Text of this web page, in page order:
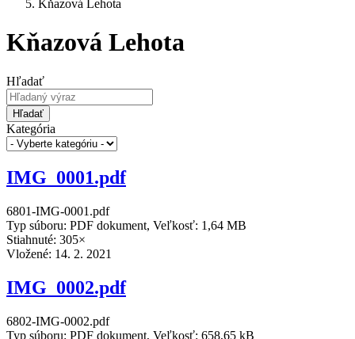
Kňazová Lehota
Kňazová Lehota
Hľadať
Hľadať
Kategória
IMG_0001.pdf
6801-IMG-0001.pdf
Typ súboru: PDF dokument, Veľkosť: 1,64 MB
Stiahnuté: 305×
Vložené: 14. 2. 2021
IMG_0002.pdf
6802-IMG-0002.pdf
Typ súboru: PDF dokument, Veľkosť: 658,65 kB